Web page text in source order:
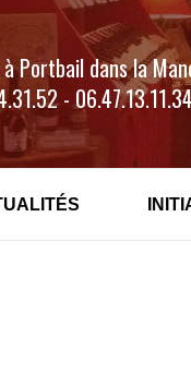
Portbail dans la
-